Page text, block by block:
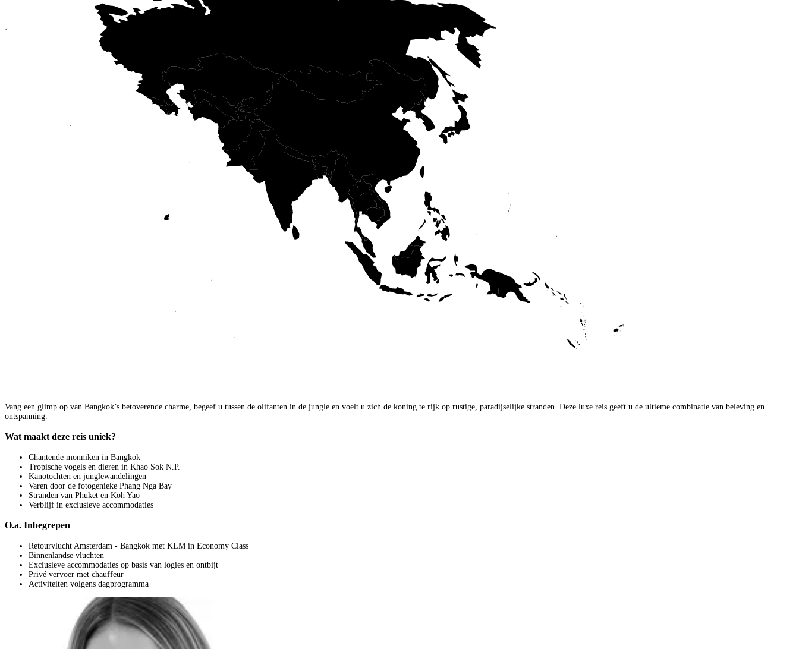
Vang een glimp op van Bangkok’s betoverende charme, begeef u tussen de olifanten in de jungle en voelt u zich de koning te rijk op rustige, paradijselijke stranden. Deze luxe reis geeft u de ultieme combinatie van beleving en
ontspanning.
Wat maakt deze reis uniek?
Chantende monniken in Bangkok
Tropische vogels en dieren in Khao Sok N.P.
Kanotochten en junglewandelingen
Varen door de fotogenieke Phang Nga Bay
Stranden van Phuket en Koh Yao
Verblijf in exclusieve accommodaties
O.a. Inbegrepen
Retourvlucht Amsterdam - Bangkok met KLM in Economy Class
Binnenlandse vluchten
Exclusieve accommodaties op basis van logies en ontbijt
Privé vervoer met chauffeur
Activiteiten volgens dagprogramma